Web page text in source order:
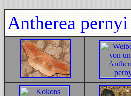
Antherea pernyi